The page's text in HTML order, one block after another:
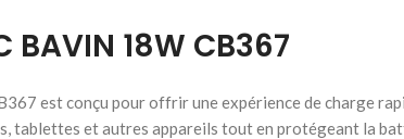
BAVIN 18W CB367
est conçu pour offrir une expérience de charge
tablettes et autres appareils tout en protégeant la